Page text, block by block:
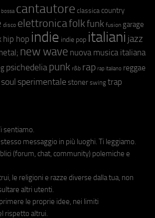
bossa cantautore classica country
disco elettronicafolkfunk fusion garage
hip hop indie indie pop italiani jazz
new wave nuova musica italiana
psichedeliapunk r&b rap rap italiano reggae
soul sperimentale stoner swing trap
sentiamo.
messaggio in più luoghi. Ti leggiamo.
(forum, chat, community) polemiche e
le religioni e razze diverse dalla tua, non
altri utenti.
le proprie idee, nei limiti
rispetto altrui.